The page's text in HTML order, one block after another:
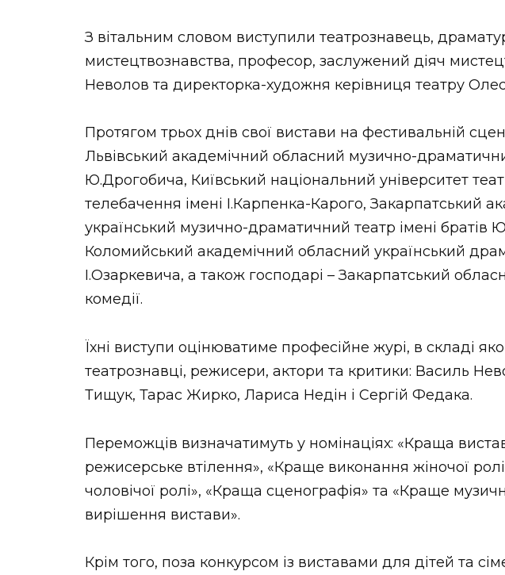
З вітальним словом виступили театрознавець,
мистецтвознавства, професор, заслужений діяч
Неволов та директорка-художня керівниця театру
Протягом трьох днів свої вистави на фестивальній
Львівський академічний обласний музично-
Ю.Дрогобича, Київський національний університет
телебачення імені І.Карпенка-Карого, Закарпатський
український музично-драматичний театр імені братів
Коломийський академічний обласний український
І.Озаркевича, а також господарі – Закарпатський
комедії.
Їхні виступи оцінюватиме професійне журі, в складі
театрознавці, режисери, актори та критики: Василь
Тищук, Тарас Жирко, Лариса Недін і Сергій Федака.
Переможців визначатимуть у номінаціях: «Краща
режисерське втілення», «Краще виконання жіночої
чоловічої ролі», «Краща сценографія» та «Краще
вирішення вистави».
Крім того, поза конкурсом із виставами для дітей та